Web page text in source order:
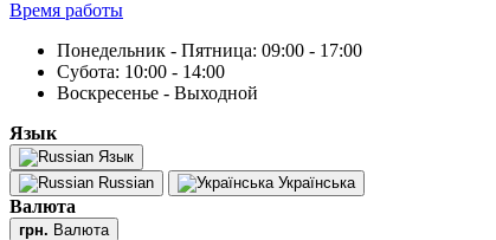
Время работы
Понедельник - Пятница: 09:00 - 17:00
Субота: 10:00 - 14:00
Воскресенье - Выходной
Язык
Язык
Russian
Українська
Валюта
грн. Валюта